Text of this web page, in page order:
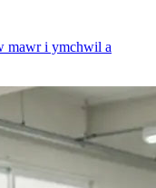
mawr i ymchwil a